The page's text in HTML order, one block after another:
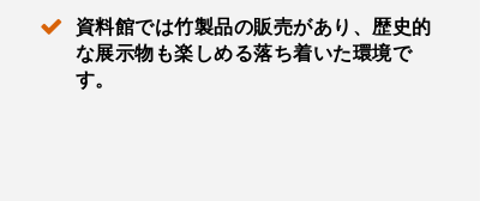
資料館では竹製品の販売があり、歴史的
な展示物も楽しめる落ち着いた環境で
す。